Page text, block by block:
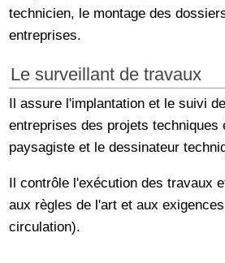
technicien, le montage des
entreprises.
Le surveillant de travaux
Il assure l'implantation et le suivi
entreprises des projets techniques
paysagiste et le dessinateur
Il contrôle l'exécution des travaux
aux règles de l'art et aux
circulation).